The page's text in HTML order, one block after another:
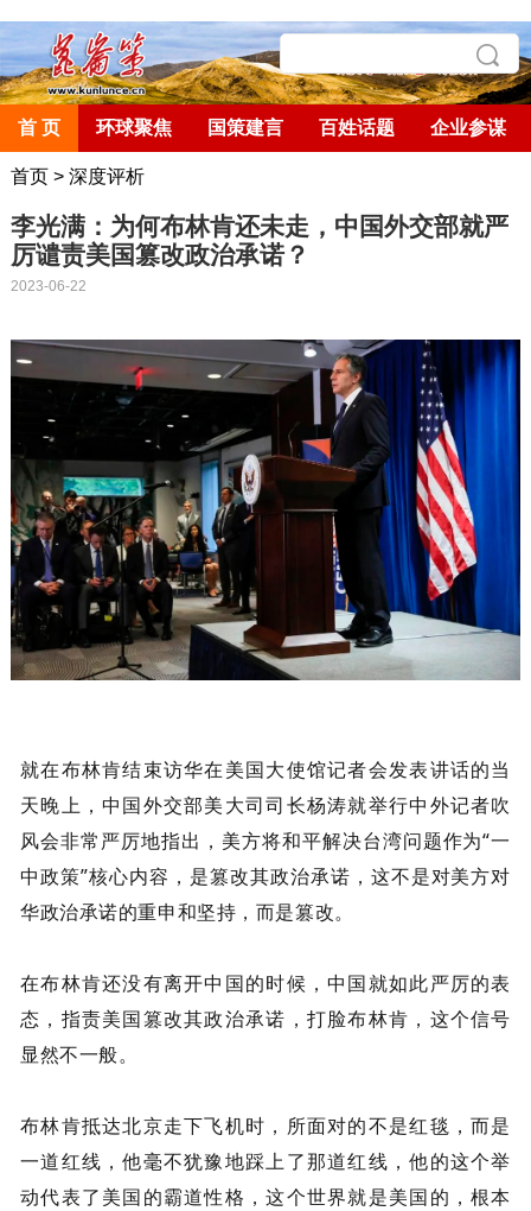
首 页 环球聚焦 国策建言 百姓话题 企业参谋
首页> 深度评析
李光满：为何布林肯还未走，中国外交部就严
厉谴责美国篡改政治承诺？
2023-06-22
就在布林肯结束访华在美国大使馆记者会发表讲话的当
天晚上，中国外交部美大司司长杨涛就举行中外记者吹
风会非常严厉地指出，美方将和平解决台湾问题作为“一
中政策”核心内容，是篡改其政治承诺，这不是对美方对
华政治承诺的重申和坚持，而是篡改。
在布林肯还没有离开中国的时候，中国就如此严厉的表
态，指责美国篡改其政治承诺，打脸布林肯，这个信号
显然不一般。
布林肯抵达北京走下飞机时，所面对的不是红毯，而是
一道红线，他毫不犹豫地踩上了那道红线，他的这个举
动代表了美国的霸道性格，这个世界就是美国的，根本